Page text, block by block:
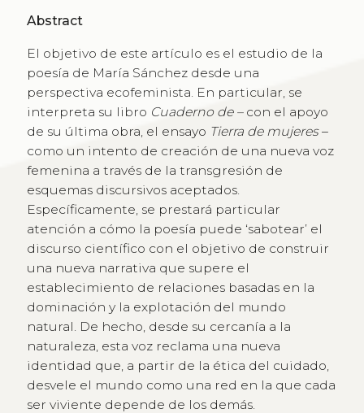
Abstract
El objetivo de este artículo es el estudio de la
poesía de María Sánchez desde una
perspectiva ecofeminista. En particular, se
interpreta su libro Cuaderno de –con el apoyo
de su última obra, el ensayo Tierra de mujeres–
como un intento de creación de una nueva voz
femenina a través de la transgresión de
esquemas discursivos aceptados.
Específicamente, se prestará particular
atención a cómo la poesía puede ‘sabotear’ el
discurso científico con el objetivo de construir
una nueva narrativa que supere el
establecimiento de relaciones basadas en la
dominación y la explotación del mundo
natural. De hecho, desde su cercanía a la
naturaleza, esta voz reclama una nueva
identidad que, a partir de la ética del cuidado,
desvele el mundo como una red en la que cada
ser viviente depende de los demás.